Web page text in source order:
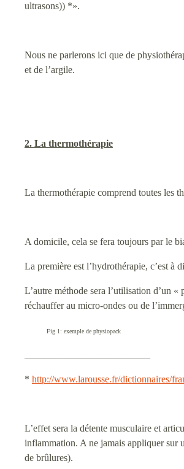
ultrasons)) *».
Nous ne parlerons ici que de
et de l’argile.
2. La thermothérapie
La thermothérapie comprend toutes les
A domicile, cela se fera toujours par le
La première est l’hydrothérapie, c’est à
L’autre méthode sera l’utilisation d’un
réchauffer au micro-ondes ou de
Fig 1: exemple de physiopack
* http://www.larousse.fr/dictionnaires/
L’effet sera la détente musculaire et
inflammation. A ne jamais appliquer sur
de brûlures).